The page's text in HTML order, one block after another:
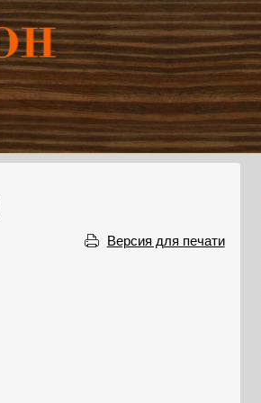
Версия для печати